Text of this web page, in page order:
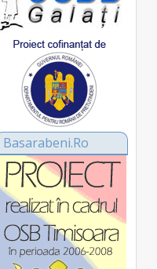
Basarabeni.Ro